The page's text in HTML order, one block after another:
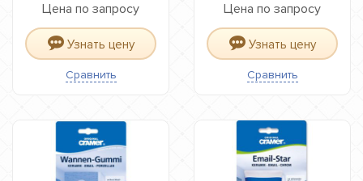
Цена по запросу
Узнать цену
Сравнить
Цена по запросу
Узнать цену
Сравнить